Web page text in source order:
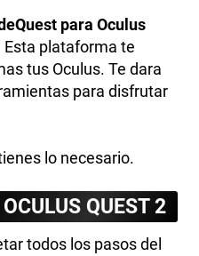
para Oculus
plataforma te
tus Oculus. Te dara
para disfrutar
lo necesario.
QUEST 2
todos los pasos del